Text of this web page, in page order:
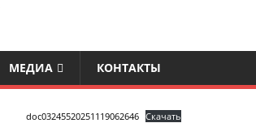
МЕДИА КОНТАКТЫ
doc03245520251119062646 Скачать